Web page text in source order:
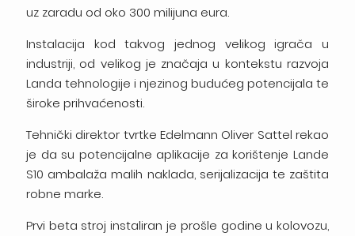
uz zaradu od oko 300 milijuna eura.
Instalacija kod takvog jednog velikog igrača u
industriji, od velikog je značaja u kontekstu razvoja
Landa tehnologije i njezinog budućeg potencijala te
široke prihvaćenosti.
Tehnički direktor tvrtke Edelmann Oliver Sattel rekao
je da su potencijalne aplikacije za korištenje Lande
S10 ambalaža malih naklada, serijalizacija te zaštita
robne marke.
Prvi beta stroj instaliran je prošle godine u kolovozu,